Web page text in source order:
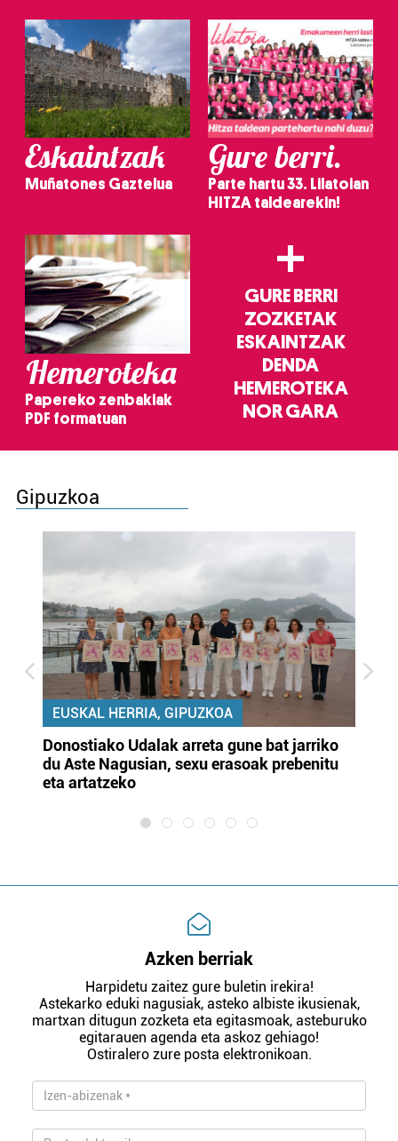
Eskaintzak
Muñatones Gaztelua
Gure berri.
Parte hartu 33. Lilatoian
HITZA taldearekin!
Hemeroteka
Papereko zenbakiak
PDF formatuan
+
GURE BERRI
ZOZKETAK
ESKAINTZAK
DENDA
HEMEROTEKA
NOR GARA
Gipuzkoa
EUSKAL HERRIA, GIPUZKOA
Donostiako Udalak arreta gune bat jarriko
du Aste Nagusian, sexu erasoak prebenitu
eta artatzeko
Azken berriak
Harpidetu zaitez gure buletin irekira!
Astekarko eduki nagusiak, asteko albiste ikusienak,
martxan ditugun zozketa eta egitasmoak, asteburuko
egitarauen agenda eta askoz gehiago!
Ostiralero zure posta elektronikoan.